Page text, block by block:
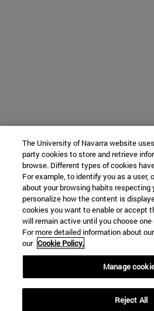
The University of Navarra website
party cookies to store and retrieve
browse. Different types of cookies
For example, to identify you as a user,
about your browsing habits respecting
personalize how the content is
cookies you want to enable or accept
will remain active until you choose
For more detailed information about
our Cookie Policy.
Manage
Reject All